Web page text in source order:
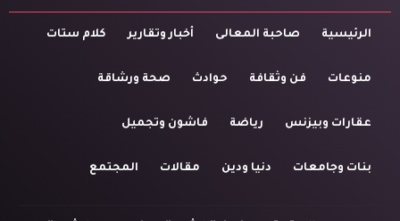
الرئيسية صاحبة المعالى أخبار وتقارير كلام ستات
منوعات فن وثقافة حوادث صحة ورشاقة
عقارات وبيزنس رياضة فاشون وتجميل
بنات وجامعات دنيا ودين مقالات المجتمع